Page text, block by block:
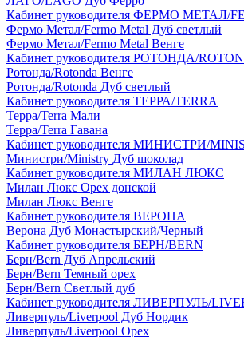
Кабинет руководителя ФЕРМО МЕТАЛ/
Фермо Метал/Fermo Metal Дуб светлый
Фермо Метал/Fermo Metal Венге
Кабинет руководителя РОТОНДА/
Ротонда/Rotonda Венге
Ротонда/Rotonda Дуб светлый
Кабинет руководителя ТЕРРА/TERRA
Терра/Terra Мали
Терра/Terra Гавана
Кабинет руководителя МИНИСТРИ/
Министри/Ministry Дуб шоколад
Кабинет руководителя МИЛАН ЛЮКС
Милан Люкс Орех донской
Милан Люкс Венге
Кабинет руководителя ВЕРОНА
Верона Дуб Монастырский/Черный
Кабинет руководителя БЕРН/BERN
Берн/Bern Дуб Апрельский
Берн/Bern Темный орех
Берн/Bern Светлый дуб
Кабинет руководителя ЛИВЕРПУЛЬ/
Ливерпуль/Liverpool Дуб Нордик
Ливерпуль/Liverpool Орех